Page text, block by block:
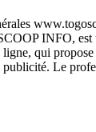
INFO, est
qui
Le